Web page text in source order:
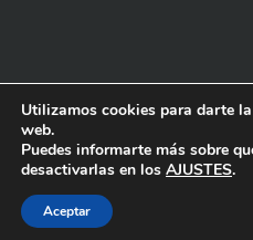
Utilizamos cookies para darte
web.
Puedes informarte más sobre
desactivarlas en los AJUSTES.
Aceptar